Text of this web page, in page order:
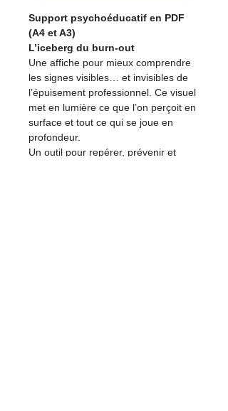
Support psychoéducatif en PDF
(A4 et A3)
L’iceberg du burn-out
Une affiche pour mieux comprendre
les signes visibles… et invisibles de
l’épuisement professionnel. Ce visuel
met en lumière ce que l’on perçoit en
surface et tout ce qui se joue en
profondeur.
Un outil pour repérer, prévenir et